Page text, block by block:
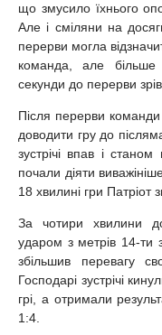
що змусило їхнього
Але і сміляни на
перерви могла
команда, але
секунди до перерви
Після перерви
доводити гру до
зустрічі впав і
почали діяти
18 хвилині гри Патріот
За чотири хвилини
ударом з метрів 14-ти
збільшив перевагу
Господарі зустрічі
грі, а отримали
1:4.